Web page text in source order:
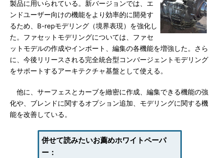
製品に用いられている。新バージョンでは、エ
ンドユーザー向けの機能をより効率的に開発す
るため、B-repモデリング（境界表現）を強化し
た。ファセットモデリングについては、ファセ
ットモデルの作成やインポート、編集の各機能を増強した。さら
に、今後リリースされる完全統合型コンバージェントモデリング
をサポートするアーキテクチャ基盤として使える。
他に、サーフェスとカーブを緻密に作成、編集できる機能の強
化や、ブレンドに関するオプション追加、モデリングに関する機
能を改善している。
併せて読みたいお薦めホワイトペーパ
ー：